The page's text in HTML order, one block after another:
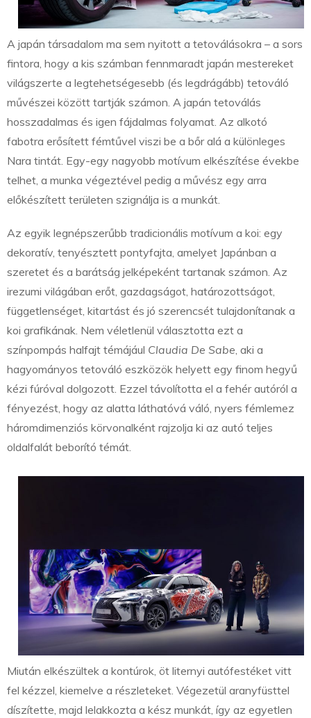
A japán társadalom ma sem nyitott a tetoválásokra – a sors
fintora, hogy a kis számban fennmaradt japán mestereket
világszerte a legtehetségesebb (és legdrágább) tetováló
művészei között tartják számon. A japán tetoválás
hosszadalmas és igen fájdalmas folyamat. Az alkotó
fabotra erősített fémtűvel viszi be a bőr alá a különleges
Nara tintát. Egy-egy nagyobb motívum elkészítése évekbe
telhet, a munka végeztével pedig a művész egy arra
előkészített területen szignálja is a munkát.
Az egyik legnépszerűbb tradicionális motívum a koi: egy
dekoratív, tenyésztett pontyfajta, amelyet Japánban a
szeretet és a barátság jelképeként tartanak számon. Az
irezumi világában erőt, gazdagságot, határozottságot,
függetlenséget, kitartást és jó szerencsét tulajdonítanak a
koi grafikának. Nem véletlenül választotta ezt a
színpompás halfajt témájául Claudia De Sabe, aki a
hagyományos tetováló eszközök helyett egy finom hegyű
kézi fúróval dolgozott. Ezzel távolította el a fehér autóról a
fényezést, hogy az alatta láthatóvá váló, nyers fémlemez
háromdimenziós körvonalként rajzolja ki az autó teljes
oldalfalát beborító témát.
Miután elkészültek a kontúrok, öt liternyi autófestéket vitt
fel kézzel, kiemelve a részleteket. Végezetül aranyfüsttel
díszítette, majd lelakkozta a kész munkát, így az egyetlen